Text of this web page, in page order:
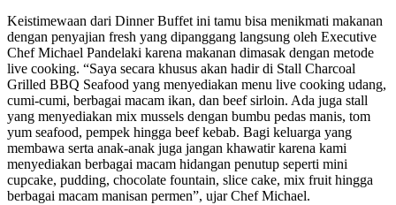
Keistimewaan dari Dinner Buffet ini tamu bisa menikmati makanan
dengan penyajian fresh yang dipanggang langsung oleh Executive
Chef Michael Pandelaki karena makanan dimasak dengan metode
live cooking. “Saya secara khusus akan hadir di Stall Charcoal
Grilled BBQ Seafood yang menyediakan menu live cooking udang,
cumi-cumi, berbagai macam ikan, dan beef sirloin. Ada juga stall
yang menyediakan mix mussels dengan bumbu pedas manis, tom
yum seafood, pempek hingga beef kebab. Bagi keluarga yang
membawa serta anak-anak juga jangan khawatir karena kami
menyediakan berbagai macam hidangan penutup seperti mini
cupcake, pudding, chocolate fountain, slice cake, mix fruit hingga
berbagai macam manisan permen”, ujar Chef Michael.